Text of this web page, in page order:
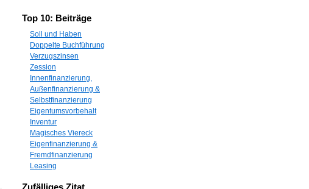
Top 10: Beiträge
Soll und Haben
Doppelte Buchführung
Verzugszinsen
Zession
Innenfinanzierung,
Außenfinanzierung &
Selbstfinanzierung
Eigentumsvorbehalt
Inventur
Magisches Viereck
Eigenfinanzierung &
Fremdfinanzierung
Leasing